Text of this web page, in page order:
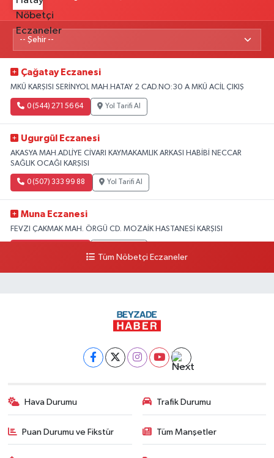
Çağatay Eczanesi
MKÜ KARŞISI SERİNYOL MAH.HATAY 2 CAD.NO:30 A MKÜ ACİL ÇIKIŞ
0 (544) 271 56 64 Yol Tarifi Al
Ugurgül Eczanesi
AKASYA MAH.ADLİYE CİVARI KAYMAKAMLIK ARKASI HABİBİ NECCAR
SAĞLIK OCAĞI KARŞISI
0 (507) 333 99 88 Yol Tarifi Al
Muna Eczanesi
FEVZI ÇAKMAK MAH. ÖRGÜ CD. MOZAİK HASTANESİ KARŞISI
Yol Tarifi Al
Büşra Sarı Eczanesi
Defne devlet hastanesi karşısı Bostancık Mah.
ÇEKMECE BELDESI YESILKENT MAH.ÇEKMECE CAD.NO:243 B
0 (552) 613 22 21 Yol Tarifi Al
Tüm Nöbetçi Eczaneler
Hava Durumu Trafik Durumu
Puan Durumu ve Fikstür Tüm Manşetler